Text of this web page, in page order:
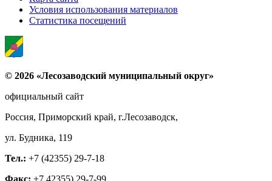
Условия использования материалов
Статистика посещений
© 2026 «Лесозаводский муниципальный округ»
официальный сайт
Россия, Приморский край, г.Лесозаводск,
ул. Будника, 119
Тел.: +7 (42355) 29-7-18